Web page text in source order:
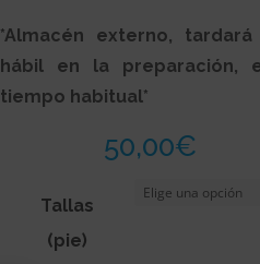
*Almacén externo, tardará
hábil en la preparación,
tiempo habitual*
50,00€
Tallas
(pie)